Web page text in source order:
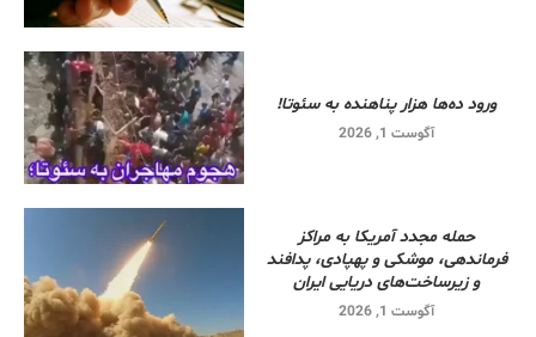
ورود ده‌ها هزار پناهنده به سئوتا!
آگوست 1, 2026
حمله مجدد آمریکا به مراکز
فرماندهی، موشکی و پهپادی، پدافند
و زیرساخت‌های دریایی ایران
آگوست 1, 2026